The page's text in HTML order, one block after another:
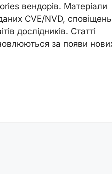
вендорів. Матеріали
CVE/NVD, сповіщень
дослідників. Статті
за появи